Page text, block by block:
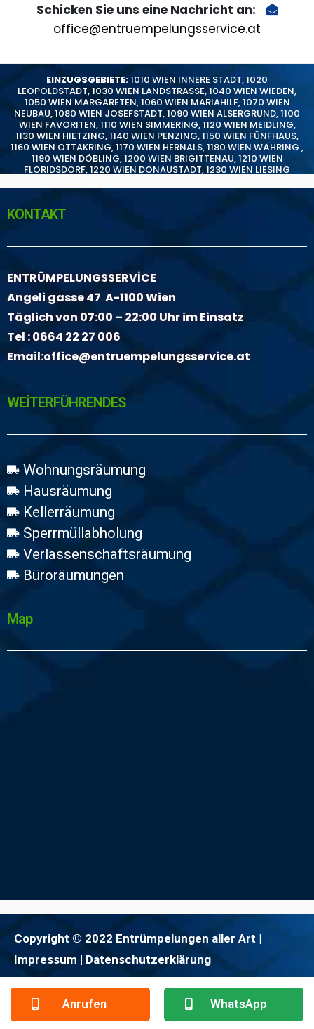
Schicken Sie uns eine Nachricht an:
office@entruempelungsservice.at
EINZUGSGEBIETE:1010 WIEN INNERE STADT,1020
LEOPOLDSTADT,1030 WIEN LANDSTRASSE,1040 WIEN WIEDEN,
1050 WIEN MARGARETEN,1060 WIEN MARIAHILF,1070 WIEN
NEUBAU,1080 WIEN JOSEFSTADT,1090 WIEN ALSERGRUND,1100
WIEN FAVORITEN,1110 WIEN SIMMERING,1120 WIEN MEIDLING,
1130 WIEN HIETZING,1140 WIEN PENZING,1150 WIEN FÜNFHAUS,
1160 WIEN OTTAKRING,1170 WIEN HERNALS,1180 WIEN WÄHRING ,
1190 WIEN DÖBLING,1200 WIEN BRIGITTENAU,1210 WIEN
FLORIDSDORF,1220 WIEN DONAUSTADT,1230 WIEN LIESING
KONTAKT
ENTRÜMPELUNGSSERVİCE
Angeli gasse 47 A-1100 Wien
Täglich von 07:00 – 22:00 Uhr im Einsatz
Tel :0664 22 27 006
Email:office@entruempelungsservice.at
WEİTERFÜHRENDES
Wohnungsräumung
Hausräumung
Kellerräumung
Sperrmüllabholung
Verlassenschaftsräumung
Büroräumungen
Map
Copyright © 2022 Entrümpelungen aller Art |
Impressum | Datenschutzerklärung
Anrufen WhatsApp